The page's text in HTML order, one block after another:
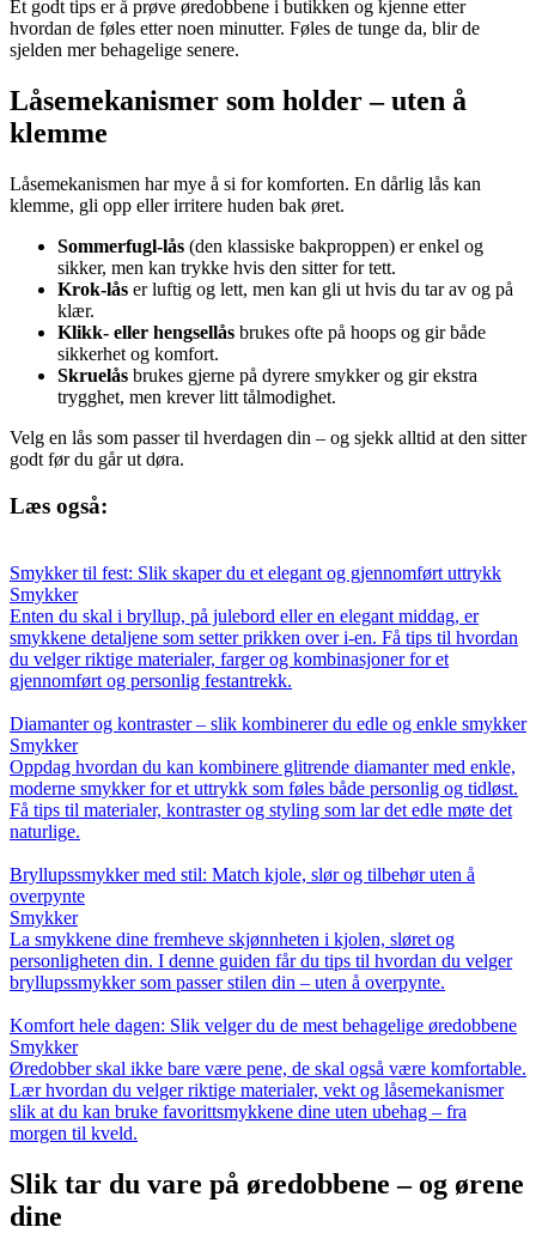
Et godt tips er å prøve øredobbene i butikken og kjenne etter
hvordan de føles etter noen minutter. Føles de tunge da, blir de
sjelden mer behagelige senere.
Låsemekanismer som holder – uten å
klemme
Låsemekanismen har mye å si for komforten. En dårlig lås kan
klemme, gli opp eller irritere huden bak øret.
Sommerfugl-lås (den klassiske bakproppen) er enkel og
sikker, men kan trykke hvis den sitter for tett.
Krok-lås er luftig og lett, men kan gli ut hvis du tar av og på
klær.
Klikk- eller hengsellås brukes ofte på hoops og gir både
sikkerhet og komfort.
Skruelås brukes gjerne på dyrere smykker og gir ekstra
trygghet, men krever litt tålmodighet.
Velg en lås som passer til hverdagen din – og sjekk alltid at den sitter
godt før du går ut døra.
Læs også:
Smykker til fest: Slik skaper du et elegant og gjennomført uttrykk
Smykker
Enten du skal i bryllup, på julebord eller en elegant middag, er
smykkene detaljene som setter prikken over i-en. Få tips til hvordan
du velger riktige materialer, farger og kombinasjoner for et
gjennomført og personlig festantrekk.
Diamanter og kontraster – slik kombinerer du edle og enkle smykker
Smykker
Oppdag hvordan du kan kombinere glitrende diamanter med enkle,
moderne smykker for et uttrykk som føles både personlig og tidløst.
Få tips til materialer, kontraster og styling som lar det edle møte det
naturlige.
Bryllupssmykker med stil: Match kjole, slør og tilbehør uten å
overpynte
Smykker
La smykkene dine fremheve skjønnheten i kjolen, sløret og
personligheten din. I denne guiden får du tips til hvordan du velger
bryllupssmykker som passer stilen din – uten å overpynte.
Komfort hele dagen: Slik velger du de mest behagelige øredobbene
Smykker
Øredobber skal ikke bare være pene, de skal også være komfortable.
Lær hvordan du velger riktige materialer, vekt og låsemekanismer
slik at du kan bruke favorittsmykkene dine uten ubehag – fra
morgen til kveld.
Slik tar du vare på øredobbene – og ørene
dine